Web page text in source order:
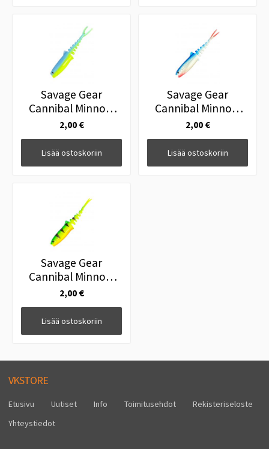
Savage Gear
Cannibal Minnow
12.5cm Blue Chart
2,00 €
Lisää ostoskoriin
Savage Gear
Cannibal Minnow
12.5cm Blue Pearl
2,00 €
Lisää ostoskoriin
Savage Gear
Cannibal Minnow
12.5cm Firetiger
2,00 €
Lisää ostoskoriin
VKSTORE
Etusivu Uutiset Info Toimitusehdot
Rekisteriseloste
Yhteystiedot